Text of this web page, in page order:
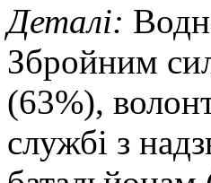
Деталі:
Збройним
(63%),
службі з